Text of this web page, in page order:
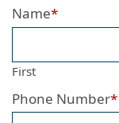
Name*
First
Phone Number*